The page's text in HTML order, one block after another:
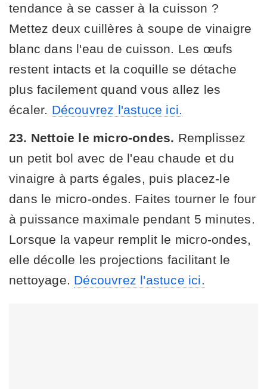
tendance à se casser à la cuisson ?
Mettez deux cuillères à soupe de vinaigre
blanc dans l'eau de cuisson. Les œufs
restent intacts et la coquille se détache
plus facilement quand vous allez les
écaler. Découvrez l'astuce ici.
23. Nettoie le micro-ondes. Remplissez
un petit bol avec de l'eau chaude et du
vinaigre à parts égales, puis placez-le
dans le micro-ondes. Faites tourner le four
à puissance maximale pendant 5 minutes.
Lorsque la vapeur remplit le micro-ondes,
elle décolle les projections facilitant le
nettoyage. Découvrez l'astuce ici.